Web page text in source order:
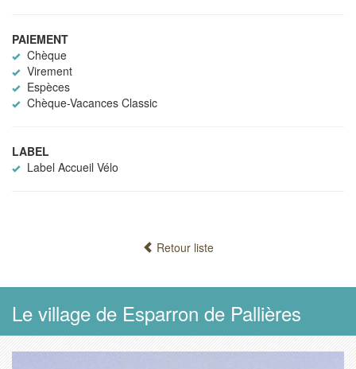
PAIEMENT
Chèque
Virement
Espèces
Chèque-Vacances Classic
LABEL
Label Accueil Vélo
Retour liste
Le village de Esparron de Pallières